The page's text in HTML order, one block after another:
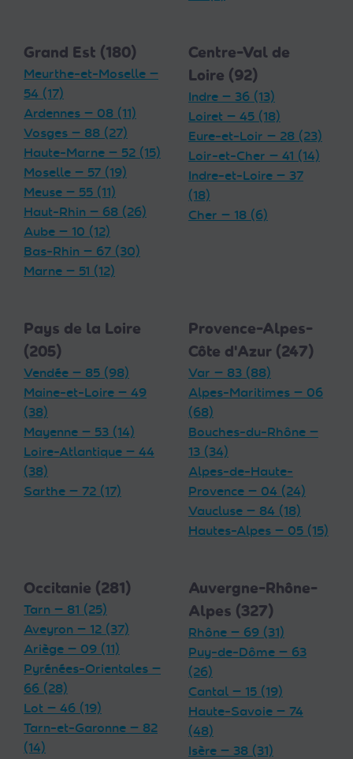
Grand Est (180)
Meurthe-et-Moselle —
54 (17)
Ardennes — 08 (11)
Vosges — 88 (27)
Haute-Marne — 52 (15)
Moselle — 57 (19)
Meuse — 55 (11)
Haut-Rhin — 68 (26)
Aube — 10 (12)
Bas-Rhin — 67 (30)
Marne — 51 (12)
Centre-Val de
Loire (92)
Indre — 36 (13)
Loiret — 45 (18)
Eure-et-Loir — 28 (23)
Loir-et-Cher — 41 (14)
Indre-et-Loire — 37
(18)
Cher — 18 (6)
Pays de la Loire
(205)
Vendée — 85 (98)
Maine-et-Loire — 49
(38)
Mayenne — 53 (14)
Loire-Atlantique — 44
(38)
Sarthe — 72 (17)
Provence-Alpes-
Côte d'Azur (247)
Var — 83 (88)
Alpes-Maritimes — 06
(68)
Bouches-du-Rhône —
13 (34)
Alpes-de-Haute-
Provence — 04 (24)
Vaucluse — 84 (18)
Hautes-Alpes — 05 (15)
Occitanie (281)
Tarn — 81 (25)
Aveyron — 12 (37)
Ariège — 09 (11)
Pyrénées-Orientales —
66 (28)
Lot — 46 (19)
Tarn-et-Garonne — 82
(14)
Auvergne-Rhône-
Alpes (327)
Rhône — 69 (31)
Puy-de-Dôme — 63
(26)
Cantal — 15 (19)
Haute-Savoie — 74
(48)
Isère — 38 (31)